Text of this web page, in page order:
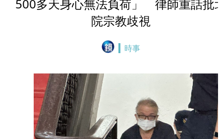
500多天身心無法負荷」 律師重話批
院宗教歧視
時事